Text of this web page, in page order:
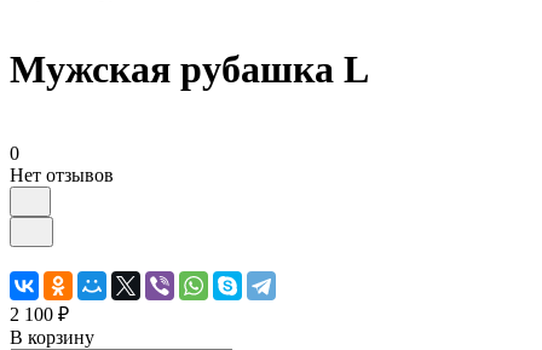
Мужская рубашка L
0
Нет отзывов
2 100 ₽
В корзину